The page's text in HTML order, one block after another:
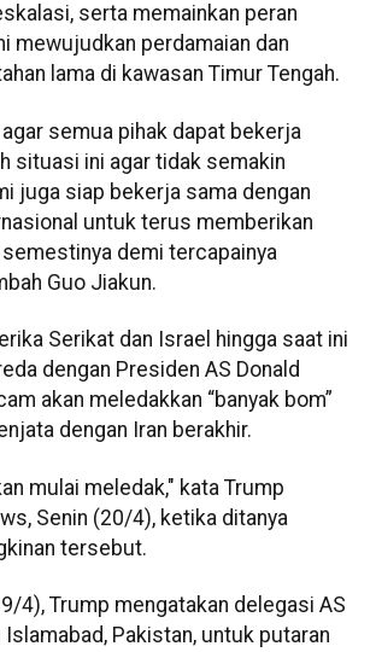
serta memainkan peran
mewujudkan perdamaian dan
lama di kawasan Timur Tengah.
semua pihak dapat bekerja
situasi ini agar tidak semakin
juga siap bekerja sama dengan
untuk terus memberikan
demi tercapainya
Guo Jiakun.
Serikat dan Israel hingga saat ini
dengan Presiden AS Donald
akan meledakkan “banyak bom”
dengan Iran berakhir.
mulai meledak," kata Trump
Senin (20/4), ketika ditanya
tersebut.
4), Trump mengatakan delegasi AS
Pakistan, untuk putaran